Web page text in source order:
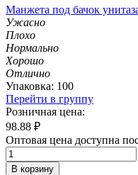
Манжета под бачок
Ужасно
Плохо
Нормально
Хорошо
Отлично
Упаковка: 100
Перейти в группу
Розничная цена:
98.88 ₽
Оптовая цена доступна
В корзину